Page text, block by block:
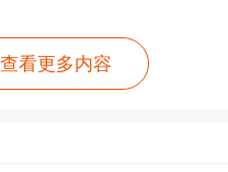
于通胀环境与能
看更多内容